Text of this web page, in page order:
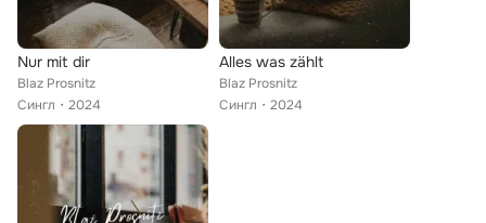
Nur mit dir
Blaz Prosnitz
Сингл
2024
Alles was zählt
Blaz Prosnitz
Сингл
2024